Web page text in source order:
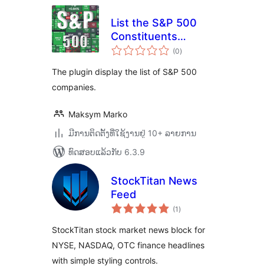
List the S&P 500
Constituents
Financials
(0ຄະແນນ
ທັງໝົດ
)
The plugin display the list of S&P 500
companies.
Maksym Marko
ມີການຕິດຕັ້ງທີ່ໃຊ້ງານຢູ່ 10+ ລາຍການ
ທົດສອບແລ້ວກັບ 6.3.9
StockTitan News
Feed
(1 ຄະແນນ
ທັງໝົດ
)
StockTitan stock market news block for
NYSE, NASDAQ, OTC finance headlines
with simple styling controls.